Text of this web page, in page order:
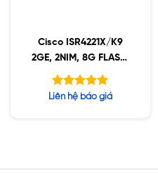
Cisco ISR4221X/K9
2GE, 2NIM, 8G FLASH,
8G DRAM, IPB
Được xếp
Liên hệ báo giá